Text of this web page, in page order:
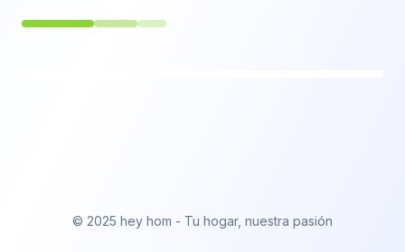
© 2025 hey hom - Tu hogar, nuestra pasión